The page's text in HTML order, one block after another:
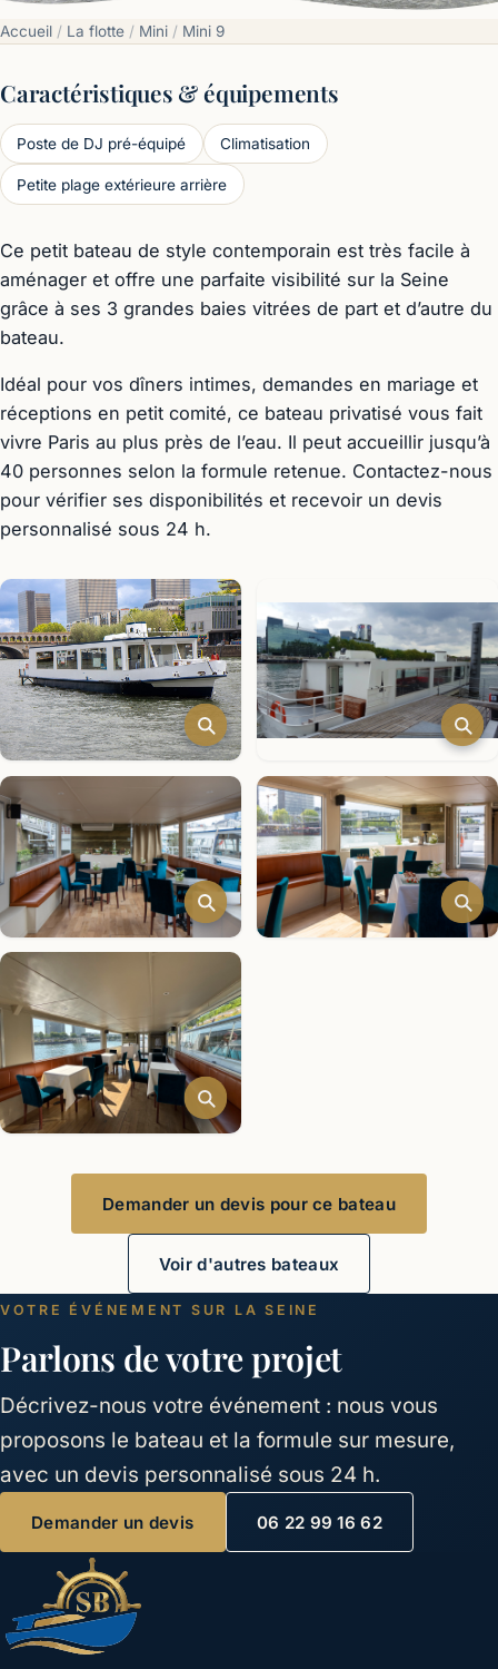
Accueil / La flotte / Mini / Mini 9
Caractéristiques & équipements
Poste de DJ pré-équipé Climatisation
Petite plage extérieure arrière
Ce petit bateau de style contemporain est très facile à
aménager et offre une parfaite visibilité sur la Seine
grâce à ses 3 grandes baies vitrées de part et d’autre du
bateau.
Idéal pour vos dîners intimes, demandes en mariage et
réceptions en petit comité, ce bateau privatisé vous fait
vivre Paris au plus près de l’eau. Il peut accueillir jusqu’à
40 personnes selon la formule retenue. Contactez-nous
pour vérifier ses disponibilités et recevoir un devis
personnalisé sous 24 h.
Demander un devis pour ce bateau
Voir d'autres bateaux
VOTRE ÉVÉNEMENT SUR LA SEINE
Parlons de votre projet
Décrivez-nous votre événement : nous vous
proposons le bateau et la formule sur mesure,
avec un devis personnalisé sous 24 h.
Demander un devis 06 22 99 16 62